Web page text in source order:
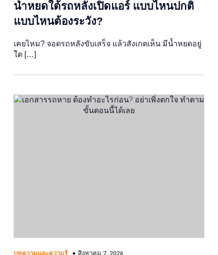
น้ำหยดใต้รถหลังเปิดแอร์ แบบไหนปกติ
แบบไหนต้องระวัง?
เคยไหม? จอดรถหลังขับเสร็จ แล้วสังเกตเห็น มีน้ำหยดอยู่
ใต […]
บทความและความรู้ สิงหาคม 7, 2026